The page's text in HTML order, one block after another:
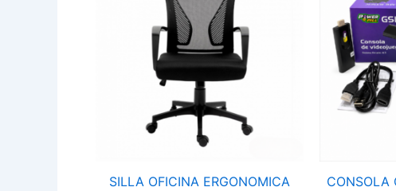
SILLA OFICINA ERGONOMICA
CONSOLA
POWER
PILL
GS1
cantidad